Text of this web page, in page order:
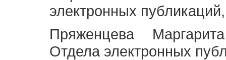
электронных
Пряженцева
Отдела электронных